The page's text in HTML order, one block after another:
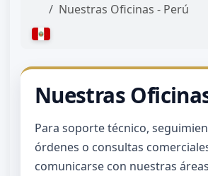
Nuestras Oficinas - Perú
Nuestras
Para soporte técnico,
órdenes o consultas
comunicarse con nuestras áreas